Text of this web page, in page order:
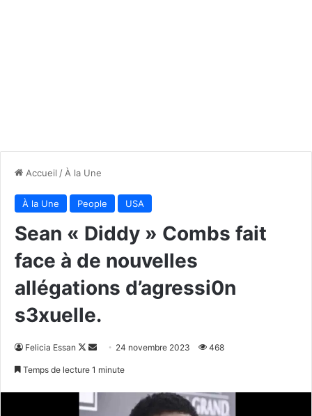
Accueil / À la Une
À la Une People USA
Sean « Diddy » Combs fait
face à de nouvelles
allégations d’agressi0n
s3xuelle.
Felicia Essan
Follow
Envoyer24 novembre 2023 468
Temps de lecture 1 minute